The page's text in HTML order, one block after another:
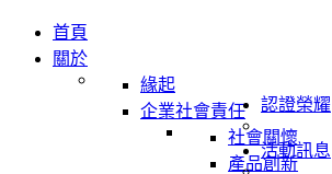
首頁
關於
緣起
企業社會責任
社會關懷
產品創新
認證榮耀
活動訊息